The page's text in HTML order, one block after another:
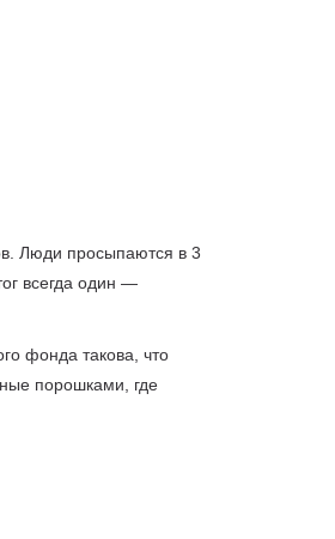
Люди просыпаются в 3
всегда один —
фонда такова, что
порошками, где